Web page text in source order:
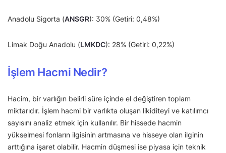
Anadolu Sigorta (ANSGR): 30% (Getiri: 0,48%)
Limak Doğu Anadolu (LMKDC): 28% (Getiri: 0,22%)
İşlem Hacmi Nedir?
Hacim, bir varlığın belirli süre içinde el değiştiren toplam
miktarıdır. İşlem hacmi bir varlıkta oluşan likiditeyi ve katılımcı
sayısını analiz etmek için kullanılır. Bir hissede hacmin
yükselmesi fonların ilgisinin artmasına ve hisseye olan ilginin
arttığına işaret olabilir. Hacmin düşmesi ise piyasa için teknik